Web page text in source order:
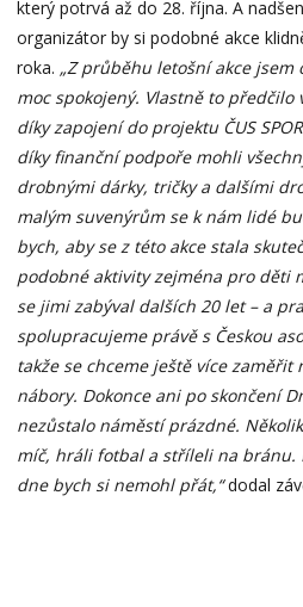
který potrvá až do 28. října. A
organizátor by si podobné akce
roka. „Z průběhu letošní akce jsem
moc spokojený. Vlastně to předčilo
díky zapojení do projektu ČUS
díky finanční podpoře mohli
drobnými dárky, tričky a dalšími
malým suvenýrům se k nám lidé
bych, aby se z této akce stala
podobné aktivity zejména pro děti
se jimi zabýval dalších 20 let – a
spolupracujeme právě s Českou
takže se chceme ještě více
nábory. Dokonce ani po skončení
nezůstalo náměstí prázdné.
míč, hráli fotbal a stříleli na bránu.
dne bych si nemohl přát,“dodal